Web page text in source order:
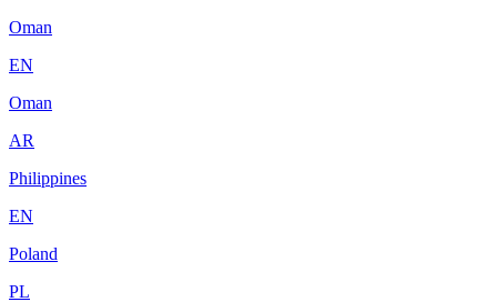
Oman
EN
Oman
AR
Philippines
EN
Poland
PL